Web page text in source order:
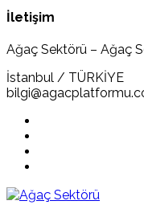
İletişim
Ağaç Sektörü – Ağaç
İstanbul / TÜRKİYE